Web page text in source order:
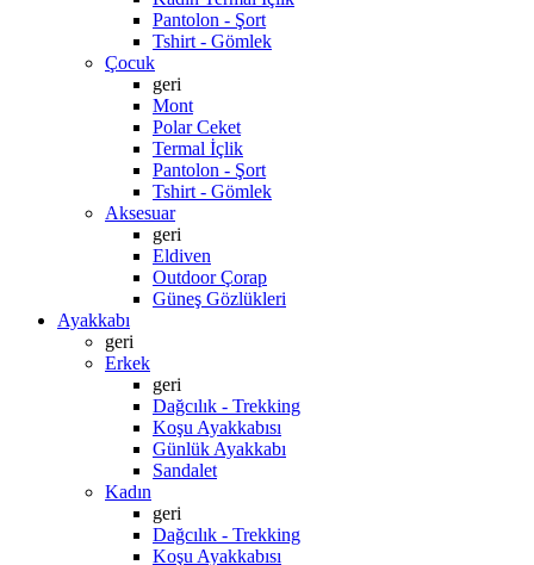
Pantolon - Şort
Tshirt - Gömlek
Çocuk
geri
Mont
Polar Ceket
Termal İçlik
Pantolon - Şort
Tshirt - Gömlek
Aksesuar
geri
Eldiven
Outdoor Çorap
Güneş Gözlükleri
Ayakkabı
geri
Erkek
geri
Dağcılık - Trekking
Koşu Ayakkabısı
Günlük Ayakkabı
Sandalet
Kadın
geri
Dağcılık - Trekking
Koşu Ayakkabısı